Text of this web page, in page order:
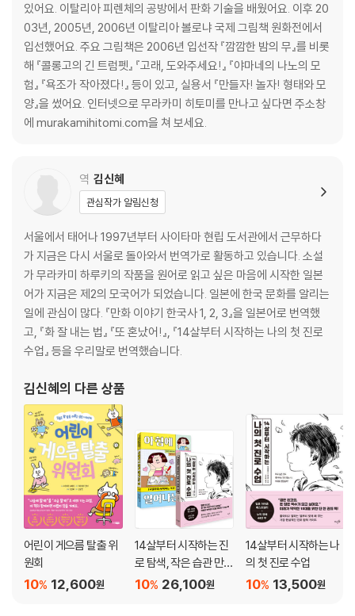
있어요. 이탈리아 피렌체의 공방에서 판화 기술을 배웠어요. 이후 20
03년, 2005년, 2006년 이탈리아 볼로냐 국제 그림책 원화전에서
입선했어요. 주요 그림책은 2006년 입선작 『깜깜한 밤의 무』를 비롯
해 『콜롱고의 긴 트럼펫』 『고래, 도와주세요!』 『야마네의 나노의 모
험』 『욕조가 작아졌다!』 등이 있고, 실용서 『만들자! 놀자! 형태와 모
양』을 썼어요. 인터넷으로 무라카미 히토미를 만나고 싶다면 주소창
에 murakamihitomi.com을 쳐 보세요.
역 김신혜
관심작가 알림신청
서울에서 태어나 1997년부터 사이타마 현립 도서관에서 근무하다
가 지금은 다시 서울로 돌아와서 번역가로 활동하고 있습니다. 소설
가 무라카미 하루키의 작품을 원어로 읽고 싶은 마음에 시작한 일본
어가 지금은 제2의 모국어가 되었습니다. 일본에 한국 문화를 알리는
일에 관심이 많다. 『만화 이야기 한국사 1, 2, 3』을 일본어로 번역했
고, 『화 잘 내는 법』 『또 혼났어!』, 『14살부터 시작하는 나의 첫 진로
수업』 등을 우리말로 번역했습니다.
김신혜의 다른 상품
어린이 게으름 탈출 위
원회
12,600원
10%
14살부터 시작하는 진
로 탐색, 작은 습관 만들
기 세트26,100원
10%
14살부터 시작하는 나
의 첫 진로 수업
13,500원
10%